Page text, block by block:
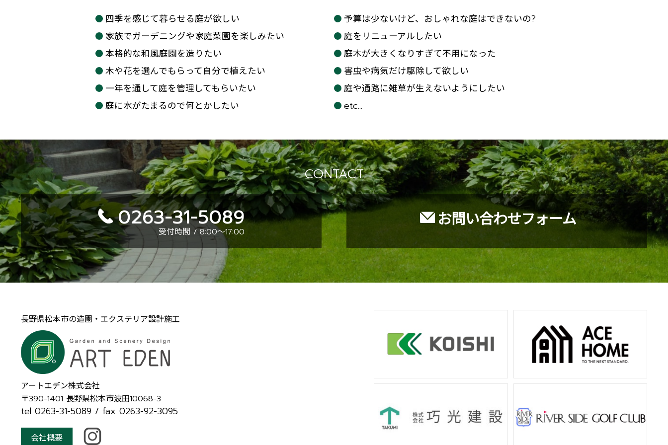
四季を感じて暮らせる庭が欲しい
予算は少ないけど、おしゃれな庭はできないの?
家族でガーデニングや家庭菜園を楽しみたい
庭をリニューアルしたい
本格的な和風庭園を造りたい
庭木が大きくなりすぎて不用になった
木や花を選んでもらって自分で植えたい
害虫や病気だけ駆除して欲しい
一年を通して庭を管理してもらいたい
庭や通路に雑草が生えないようにしたい
庭に水がたまるので何とかしたい
etc...
CONTACT
0263-31-5089
受付時間 / 8:00～17:00
お問い合わせフォーム
長野県松本市の造園・エクステリア設計施工
アートエデン株式会社
〒390-1401 長野県松本市波田10068-3
tel 0263-31-5089 / fax 0263-92-3095
会社概要